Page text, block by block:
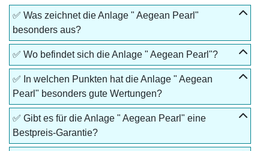
✅ Was zeichnet die Anlage " Aegean Pearl"
besonders aus?
✅ Wo befindet sich die Anlage " Aegean Pearl"?
✅ In welchen Punkten hat die Anlage " Aegean
Pearl" besonders gute Wertungen?
✅ Gibt es für die Anlage " Aegean Pearl" eine
Bestpreis-Garantie?